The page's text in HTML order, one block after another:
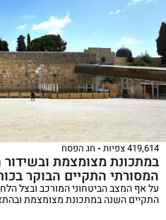
419,614 צפיות חג הפסח
במתכונת מצומצמת
המסורתי התקיים הבוקר
על אף המצב הביטחוני המורכב ובצל
התקיים השנה במתכונת מצומצמת